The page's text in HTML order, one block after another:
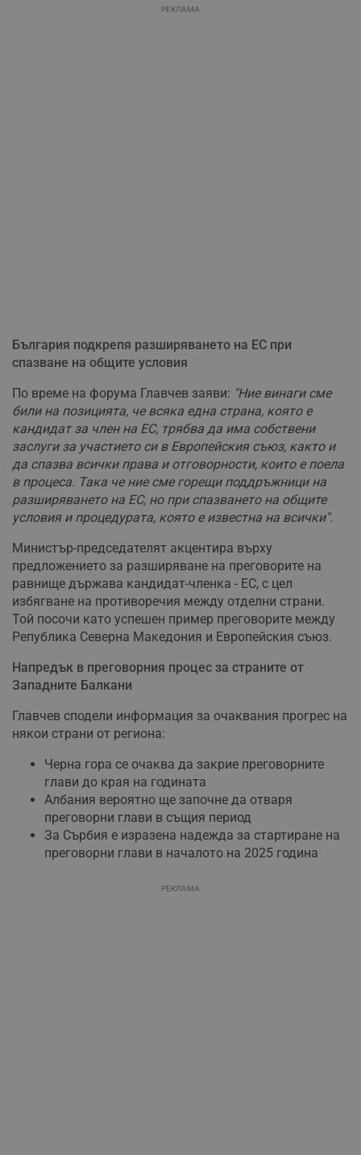
РЕКЛАМА
България подкрепя разширяването на ЕС при
спазване на общите условия
По време на форума Главчев заяви: "Ние винаги сме
били на позицията, че всяка една страна, която е
кандидат за член на ЕС, трябва да има собствени
заслуги за участието си в Европейския съюз, както и
да спазва всички права и отговорности, които е поела
в процеса. Така че ние сме горещи поддръжници на
разширяването на ЕС, но при спазването на общите
условия и процедурата, която е известна на всички".
Министър-председателят акцентира върху
предложението за разширяване на преговорите на
равнище държава кандидат-членка - ЕС, с цел
избягване на противоречия между отделни страни.
Той посочи като успешен пример преговорите между
Република Северна Македония и Европейския съюз.
Напредък в преговорния процес за страните от
Западните Балкани
Главчев сподели информация за очаквания прогрес на
някои страни от региона:
Черна гора се очаква да закрие преговорните
глави до края на годината
Албания вероятно ще започне да отваря
преговорни глави в същия период
За Сърбия е изразена надежда за стартиране на
преговорни глави в началото на 2025 година
РЕКЛАМА